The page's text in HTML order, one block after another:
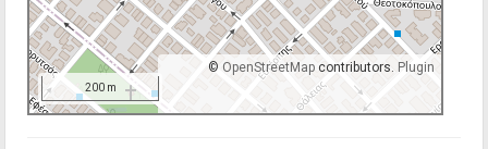
© OpenStreetMap contributors. Plugin
200 m